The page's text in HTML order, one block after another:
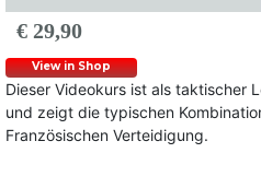
€ 29,90
View in Shop
Dieser Videokurs ist als taktischer
und zeigt die typischen
Französischen Verteidigung.